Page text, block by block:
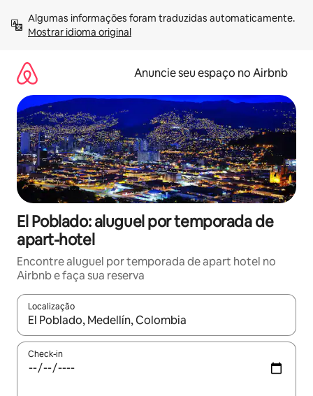
para
Mostrar idioma original
Anuncie seu espaço no Airbnb
El Poblado: aluguel por temporada de
apart-hotel
Encontre aluguel por temporada de apart hotel no
Airbnb e faça sua reserva
Localização
Quando os resultados estiverem disponíveis, explore-os
Check-in